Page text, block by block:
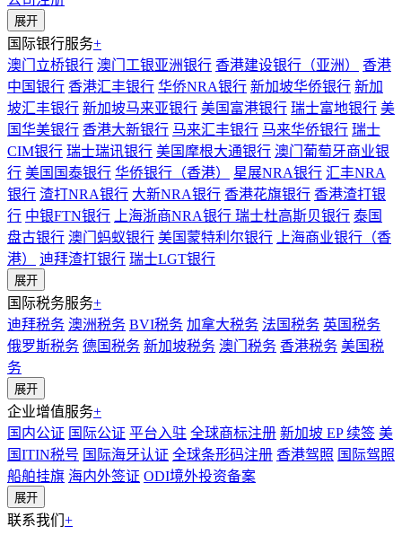
展开
国际银行服务+
澳门立桥银行 澳门工银亚洲银行 香港建设银行（亚洲）
香港
中国银行 香港汇丰银行 华侨NRA银行 新加坡华侨银行 新加
坡汇丰银行 新加坡马来亚银行 美国富港银行 瑞士富地银行 美
国华美银行 香港大新银行 马来汇丰银行 马来华侨银行 瑞士
CIM银行 瑞士瑞讯银行 美国摩根大通银行 澳门葡萄牙商业银
行 美国国泰银行 华侨银行（香港） 星展NRA银行 汇丰NRA
银行 渣打NRA银行 大新NRA银行 香港花旗银行 香港渣打银
行 中银FTN银行 上海浙商NRA银行 瑞士杜高斯贝银行 泰国
盘古银行 澳门蚂蚁银行 美国蒙特利尔银行
上海商业银行（香
港）
迪拜渣打银行 瑞士LGT银行
展开
国际税务服务+
迪拜税务 澳洲税务 BVI税务 加拿大税务 法国税务 英国税务
俄罗斯税务 德国税务 新加坡税务 澳门税务 香港税务 美国税
务
展开
企业增值服务+
国内公证 国际公证 平台入驻 全球商标注册 新加坡 EP 续签 美
国ITIN税号 国际海牙认证 全球条形码注册 香港驾照 国际驾照
船舶挂旗 海内外签证 ODI境外投资备案
展开
联系我们 +